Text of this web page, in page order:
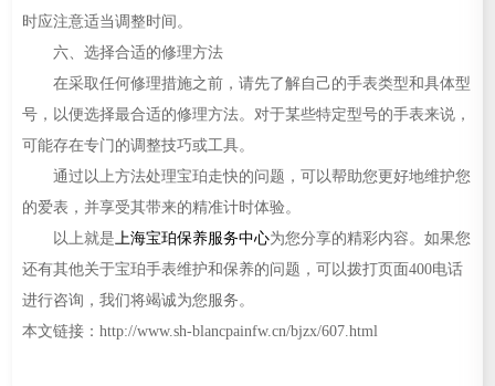
时应注意适当调整时间。
六、选择合适的修理方法
在采取任何修理措施之前，请先了解自己的手表类型和具体型
号，以便选择最合适的修理方法。对于某些特定型号的手表来说，
可能存在专门的调整技巧或工具。
通过以上方法处理宝珀走快的问题，可以帮助您更好地维护您
的爱表，并享受其带来的精准计时体验。
以上就是 上海宝珀保养服务中心为您分享的精彩内容。如果您
还有其他关于宝珀手表维护和保养的问题，可以拨打页面400电话
进行咨询，我们将竭诚为您服务。
本文链接：http://www.sh-blancpainfw.cn/bjzx/607.html